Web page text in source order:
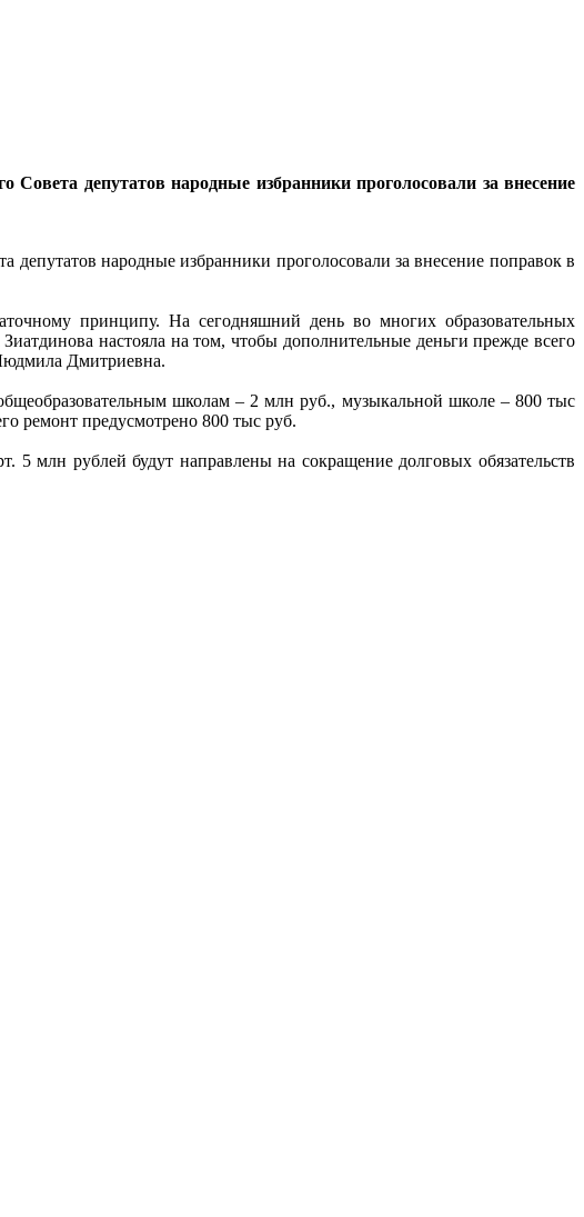
депутатов народные избранники проголосовали за внесение
народные избранники проголосовали за внесение поправок в
принципу. На сегодняшний день во многих образовательных
настояла на том, чтобы дополнительные деньги прежде всего
Дмитриевна.
школам – 2 млн руб., музыкальной школе – 800 тыс
ремонт предусмотрено 800 тыс руб.
млн рублей будут направлены на сокращение долговых обязательств